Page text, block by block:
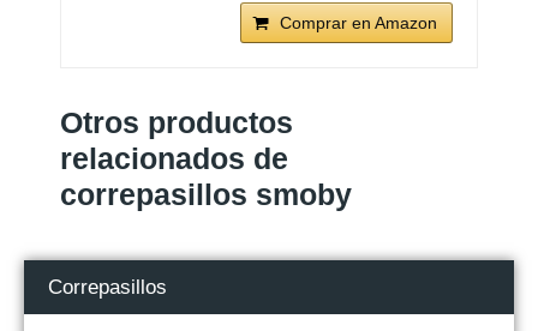
Comprar en Amazon
Otros productos
relacionados de
correpasillos smoby
Correpasillos